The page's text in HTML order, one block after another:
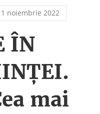
noiembrie 2022
ÎN
mai